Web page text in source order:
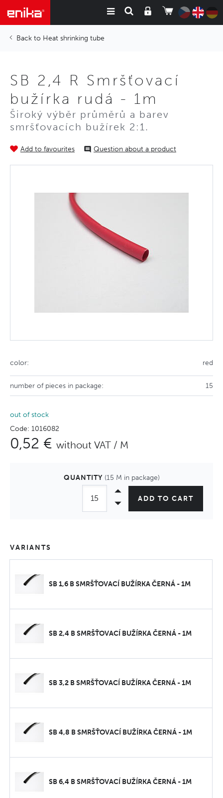
Heat shrinking tube
SB 2,4 R Smršťovací
bužírka rudá - 1m
Široký výběr průměrů a barev
smršťovacích bužírek 2:1.
Add to favourites Question about a product
color: red
number of pieces in package: 15
out of stock
Code: 1016082
0,52 € without VAT / M
QUANTITY (15 M in package)
ADD TO CART
VARIANTS
SB 1,6 B SMRŠŤOVACÍ BUŽÍRKA ČERNÁ - 1M
SB 2,4 B SMRŠŤOVACÍ BUŽÍRKA ČERNÁ - 1M
SB 3,2 B SMRŠŤOVACÍ BUŽÍRKA ČERNÁ - 1M
SB 4,8 B SMRŠŤOVACÍ BUŽÍRKA ČERNÁ - 1M
SB 6,4 B SMRŠŤOVACÍ BUŽÍRKA ČERNÁ - 1M